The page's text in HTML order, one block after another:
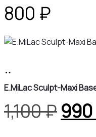
800 ₽
корзину
E.MiLac Sculpt-Maxi
1,100₽990